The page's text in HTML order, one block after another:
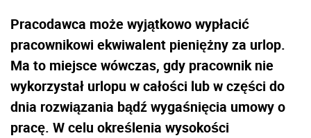
Pracodawca może wyjątkowo wypłacić
pracownikowi ekwiwalent pieniężny za urlop.
Ma to miejsce wówczas, gdy pracownik nie
wykorzystał urlopu w całości lub w części do
dnia rozwiązania bądź wygaśnięcia umowy o
pracę. W celu określenia wysokości